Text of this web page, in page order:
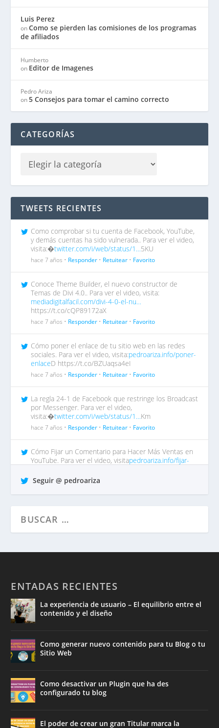
Luis Perez
onComo se pierden las comisiones de los programas
de afiliados
Humberto
on Editor de Imagenes
Pedro Ariza
on5 Consejos para tomar el camino correcto
CATEGORÍAS
TWEETS RECIENTES
Como comprobar si tu cuenta de Facebook, YouTube,
y demás cuentas ha sido vulnerada.. Para ver el video,
visita:�twitter.com/i/web/status/1…5KU
hace 7 años • Responder • Retuitear • Favorito
Conoce Theme Builder, el nuevo constructor de
Temas de Divi 4.0.. Para ver el video, visita:
mediadigitalfacil.com/divi-4-0-el-nu…
https://t.co/cQP89172aX
hace 7 años • Responder • Retuitear • Favorito
Cómo poner el enlace de tu sitio web en las redes
sociales. Para ver el video, visita:pedroariza.info/poner-
enlaceD https://t.co/BZUaqsa4eI
hace 7 años • Responder • Retuitear • Favorito
La regla 24-1 de Facebook que restringe los Broadcast
por Messenger. Para ver el video,
visita:�twitter.com/i/web/status/1…Km
hace 7 años • Responder • Retuitear • Favorito
Cómo Fijar un Comentario para Hacer Más Ventas en
YouTube. Para ver el video, visitapedroariza.info/fijar-
hace 7 años •Responder•
Seguir @ pedroariza
ENTADAS RECIENTES
La experiencia de usuario – El equilibrio entre el
contenido y el diseño
Como generar nuevo contenido para tu Blog o tu
Sitio Web
Como desactivar un Plugin que ha des
configurado tu blog
El poder de crear un gran Titular marca la